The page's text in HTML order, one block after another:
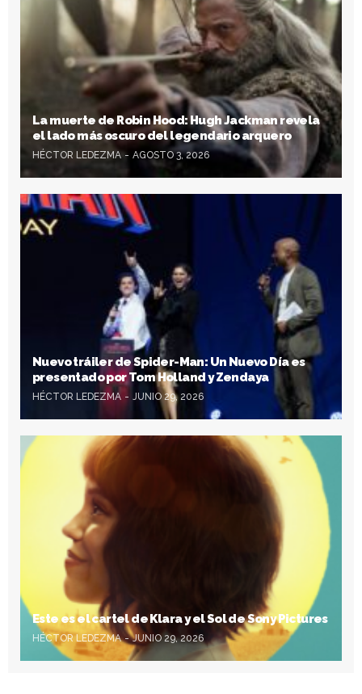
La muerte de Robin Hood: Hugh Jackman revela
el lado más oscuro del legendario arquero
HÉCTOR LEDEZMA AGOSTO 3, 2026
Nuevo tráiler de Spider-Man: Un Nuevo Día es
presentado por Tom Holland y Zendaya
HÉCTOR LEDEZMA JUNIO 29, 2026
Este es el cartel de Klara y el Sol de Sony Pictures
HÉCTOR LEDEZMA JUNIO 29, 2026